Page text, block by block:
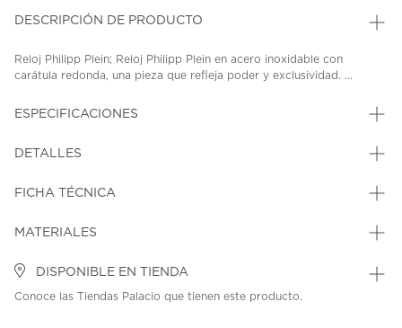
DESCRIPCIÓN DE PRODUCTO
Reloj Philipp Plein; Reloj Philipp Plein en acero inoxidable con
carátula redonda, una pieza que refleja poder y exclusividad. ...
ESPECIFICACIONES
DETALLES
FICHA TÉCNICA
MATERIALES
DISPONIBLE EN TIENDA
Conoce las Tiendas Palacio que tienen este producto.